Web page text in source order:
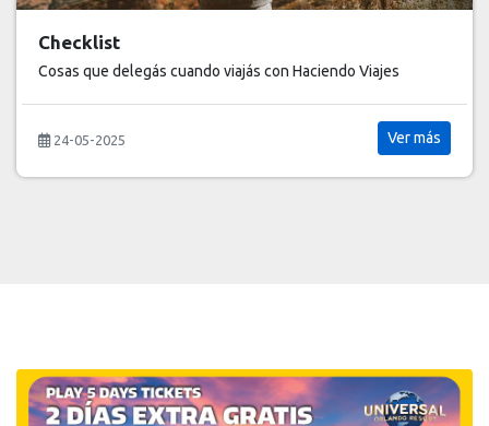
Checklist
Cosas que delegás cuando viajás con Haciendo Viajes
24-05-2025 Ver más